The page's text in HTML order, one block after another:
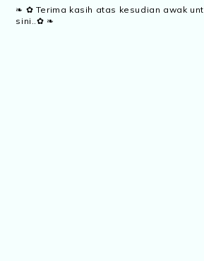
❧ ✿ Terima kasih atas kesudian awak
sini..✿ ❧